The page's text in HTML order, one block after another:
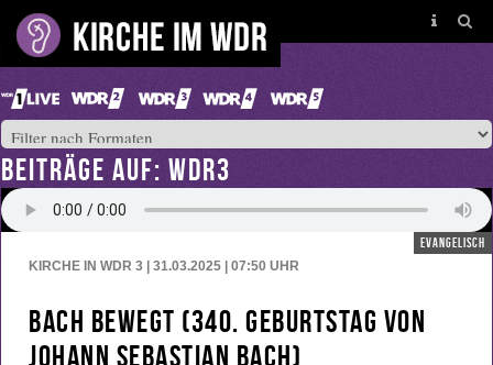
BEITRÄGE AUF: WDR3
evangelisch
KIRCHE IN WDR 3 | 31.03.2025 | 07:50 UHR
Bach bewegt (340. Geburtstag von
Johann Sebastian Bach)